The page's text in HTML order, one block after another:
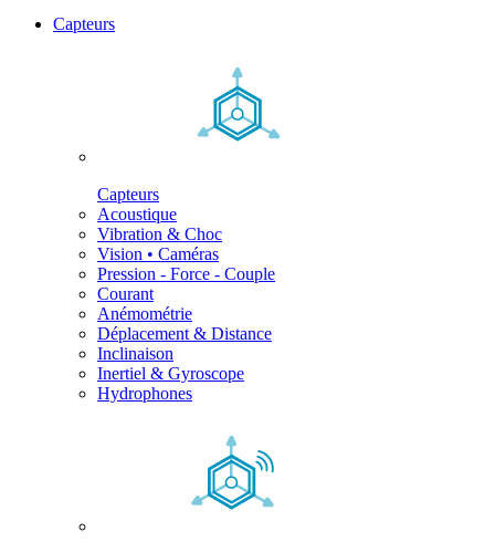
Capteurs
Capteurs
Acoustique
Vibration & Choc
Vision • Caméras
Pression - Force - Couple
Courant
Anémométrie
Déplacement & Distance
Inclinaison
Inertiel & Gyroscope
Hydrophones